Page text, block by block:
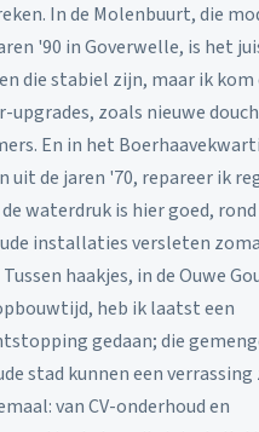
In de Molenbuurt, die
'90 in Goverwelle, is het
die stabiel zijn, maar ik
upgrades, zoals nieuwe
En in het
uit de jaren '70, repareer ik
waterdruk is hier goed, rond
installaties versleten
haakjes, in de Ouwe
heb ik laatst een
gedaan; die
stad kunnen een verrassing
van CV-onderhoud en